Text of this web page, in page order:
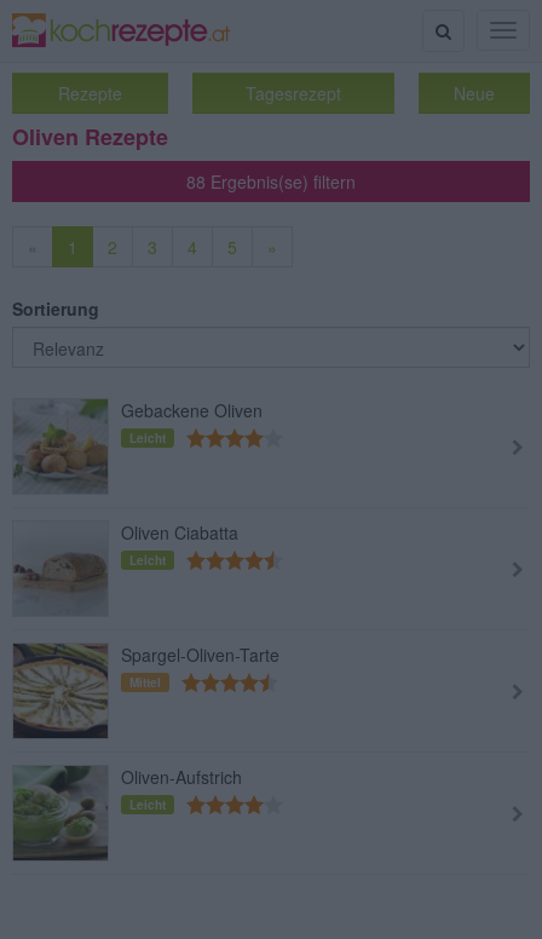
Suche
Rezepte Tagesrezept Neue
Oliven Rezepte
88 Ergebnis(se) filtern
1 2 3 4 5 »
Sortierung
Gebackene Oliven
Leicht
Oliven Ciabatta
Leicht
Spargel-Oliven-Tarte
Mittel
Oliven-Aufstrich
Leicht